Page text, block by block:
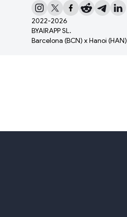
2022-2026
BYAIRAPP SL.
Barcelona (BCN) x Hanoi (HAN)